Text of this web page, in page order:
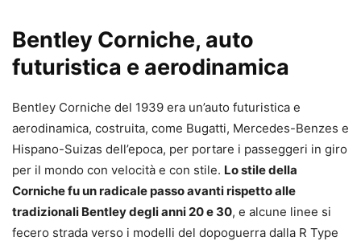
Bentley Corniche, auto
futuristica e aerodinamica
Bentley Corniche del 1939 era un’auto futuristica e
aerodinamica, costruita, come Bugatti, Mercedes-Benzes e
Hispano-Suizas dell’epoca, per portare i passeggeri in giro
per il mondo con velocità e con stile. Lo stile della
Corniche fu un radicale passo avanti rispetto alle
tradizionali Bentley degli anni 20 e 30, e alcune linee si
fecero strada verso i modelli del dopoguerra dalla R Type